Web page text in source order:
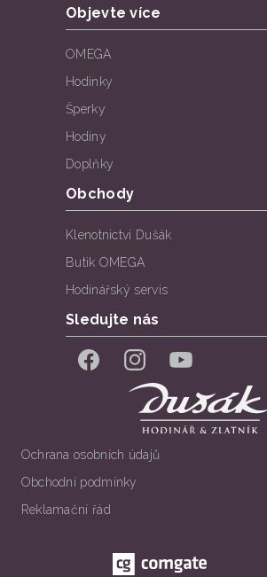
Objevte více
OMEGA
Hodinky
Šperky
Hodiny
Doplňky
Obchody
Klenotnictví Dušák
Butik OMEGA
Hodinářský servis
Sledujte nás
FacebookInstagramYouTube
Ochrana osobních údajů
Obchodní podmínky
Reklamační řád